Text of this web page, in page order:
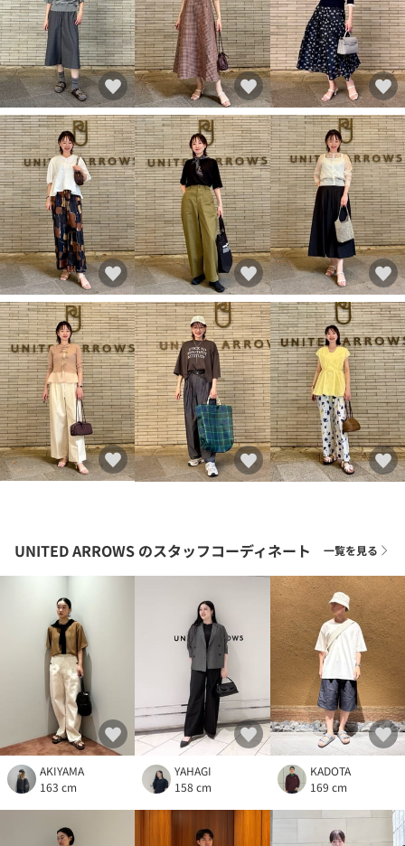
UNITED ARROWS のスタッフコーディネート 一覧を見る
AKIYAMA
163 cm
YAHAGI
158 cm
KADOTA
169 cm